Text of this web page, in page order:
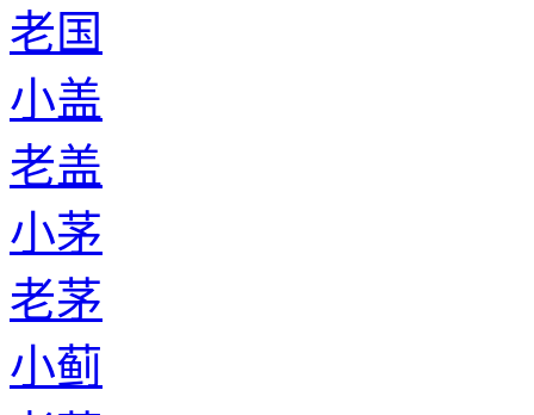
老国
小盖
老盖
小茅
老茅
小蓟